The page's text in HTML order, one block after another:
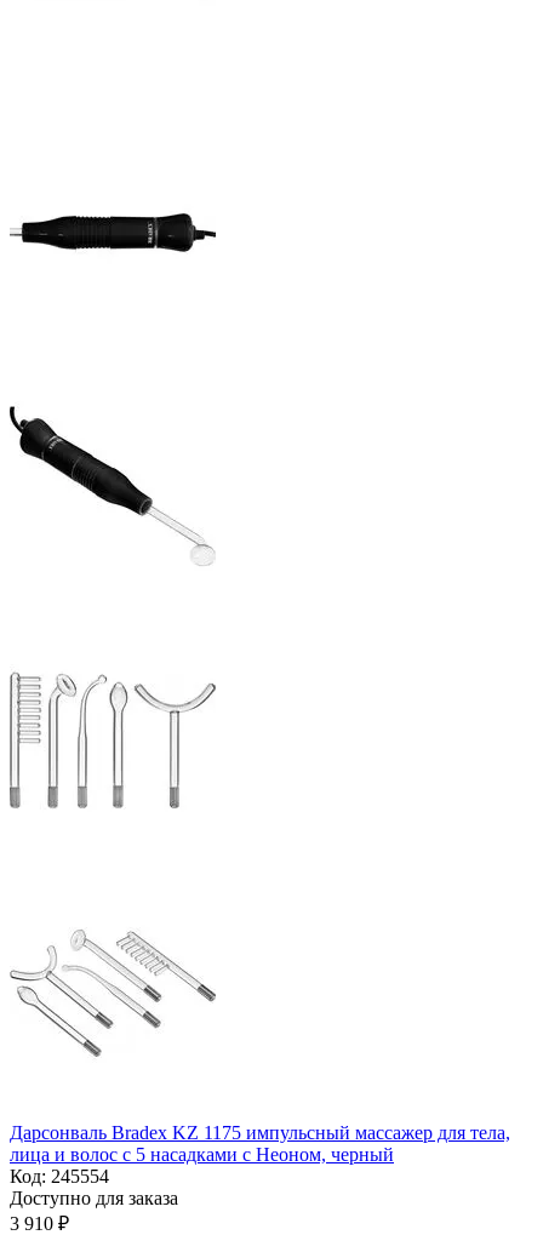
Дарсонваль Bradex KZ 1175 импульсный массажер для тела,
лица и волос с 5 насадками с Неоном, черный
Код: 245554
Доступно для заказа
3 910 ₽